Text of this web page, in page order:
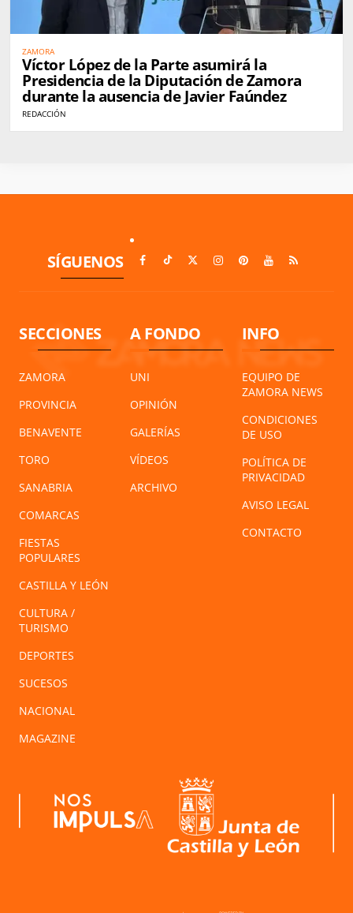
ZAMORA
Víctor López de la Parte asumirá la
Presidencia de la Diputación de Zamora
durante la ausencia de Javier Faúndez
REDACCIÓN
SÍGUENOS
SECCIONES
ZAMORA
PROVINCIA
BENAVENTE
TORO
SANABRIA
COMARCAS
FIESTAS
POPULARES
CASTILLA Y LEÓN
CULTURA /
TURISMO
DEPORTES
SUCESOS
NACIONAL
MAGAZINE
A FONDO
UNI
OPINIÓN
GALERÍAS
VÍDEOS
ARCHIVO
INFO
EQUIPO DE
ZAMORA NEWS
CONDICIONES
DE USO
POLÍTICA DE
PRIVACIDAD
AVISO LEGAL
CONTACTO